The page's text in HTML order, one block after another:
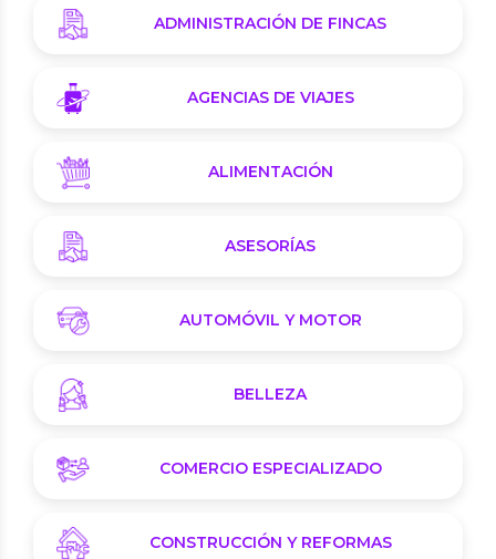
ADMINISTRACIÓN DE FINCAS
AGENCIAS DE VIAJES
ALIMENTACIÓN
ASESORÍAS
AUTOMÓVIL Y MOTOR
BELLEZA
COMERCIO ESPECIALIZADO
CONSTRUCCIÓN Y REFORMAS